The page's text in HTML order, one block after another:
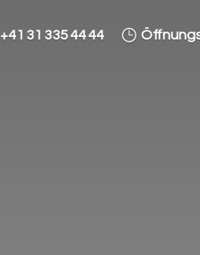
+41 31 335 44 44